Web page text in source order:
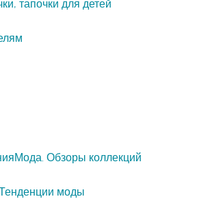
тапочки для детей
Мода. Обзоры коллекций
моды